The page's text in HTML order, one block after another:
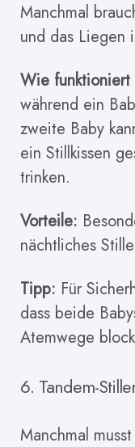
Manchmal
und das Liegen
Wie funktioniert
während ein
zweite Baby
ein Stillkissen
trinken.
Vorteile:
nächtliches
Tipp: Für
dass beide
Atemwege
6. Tandem-
Manchmal